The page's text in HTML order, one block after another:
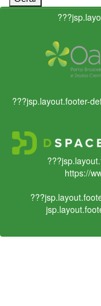
???jsp.layout.footer-
https://